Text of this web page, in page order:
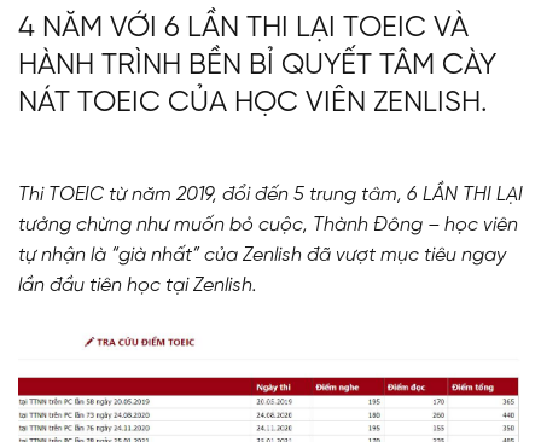
4 NĂM VỚI 6 LẦN THI LẠI TOEIC VÀ
HÀNH TRÌNH BỀN BỈ QUYẾT TÂM CÀY
NÁT TOEIC CỦA HỌC VIÊN ZENLISH.
Thi TOEIC từ năm 2019, đổi đến 5 trung tâm, 6 LẦN THI LẠI
tưởng chừng như muốn bỏ cuộc, Thành Đông – học viên
tự nhận là “già nhất” của Zenlish đã vượt mục tiêu ngay
lần đầu tiên học tại Zenlish.